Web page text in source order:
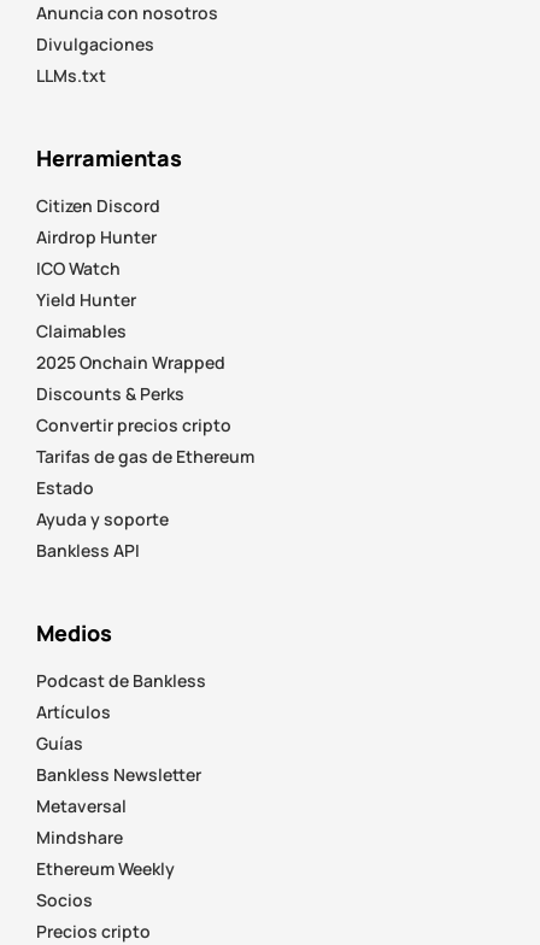
Anuncia con nosotros
Divulgaciones
LLMs.txt
Herramientas
Citizen Discord
Airdrop Hunter
ICO Watch
Yield Hunter
Claimables
2025 Onchain Wrapped
Discounts & Perks
Convertir precios cripto
Tarifas de gas de Ethereum
Estado
Ayuda y soporte
Bankless API
Medios
Podcast de Bankless
Artículos
Guías
Bankless Newsletter
Metaversal
Mindshare
Ethereum Weekly
Socios
Precios cripto